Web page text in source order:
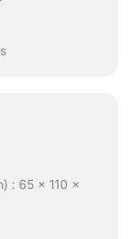
: 65 x 110 x